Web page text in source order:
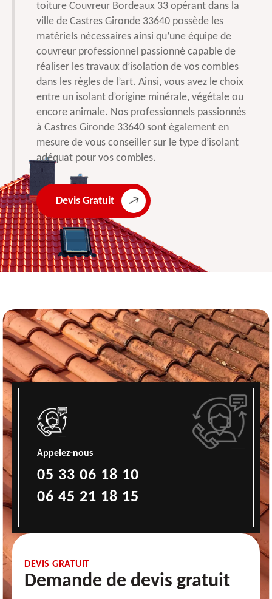
toiture Couvreur Bordeaux 33 opérant dans la
ville de Castres Gironde 33640 possède les
matériels nécessaires ainsi qu’une équipe de
couvreur professionnel passionné capable de
réaliser les travaux d’isolation de vos combles
dans les règles de l’art. Ainsi, vous avez le choix
entre un isolant d’origine minérale, végétale ou
encore animale. Nos professionnels passionnés
à Castres Gironde 33640 sont également en
mesure de vous conseiller sur le type d’isolant
adéquat pour vos combles.
Devis Gratuit
Appelez-nous
05 33 06 18 10
06 45 21 18 15
DEVIS GRATUIT
Demande de devis gratuit